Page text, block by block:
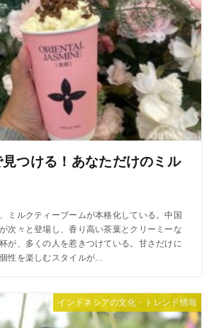
つける！あなただけのミル
ミルクティーブームが本格化している。中国
次々と登場し、香り高い茶葉とクリーミーな
が、多くの人を惹きつけている。甘さだけに
性を楽しむスタイルが...
インドネシアの文化・トレンド情報